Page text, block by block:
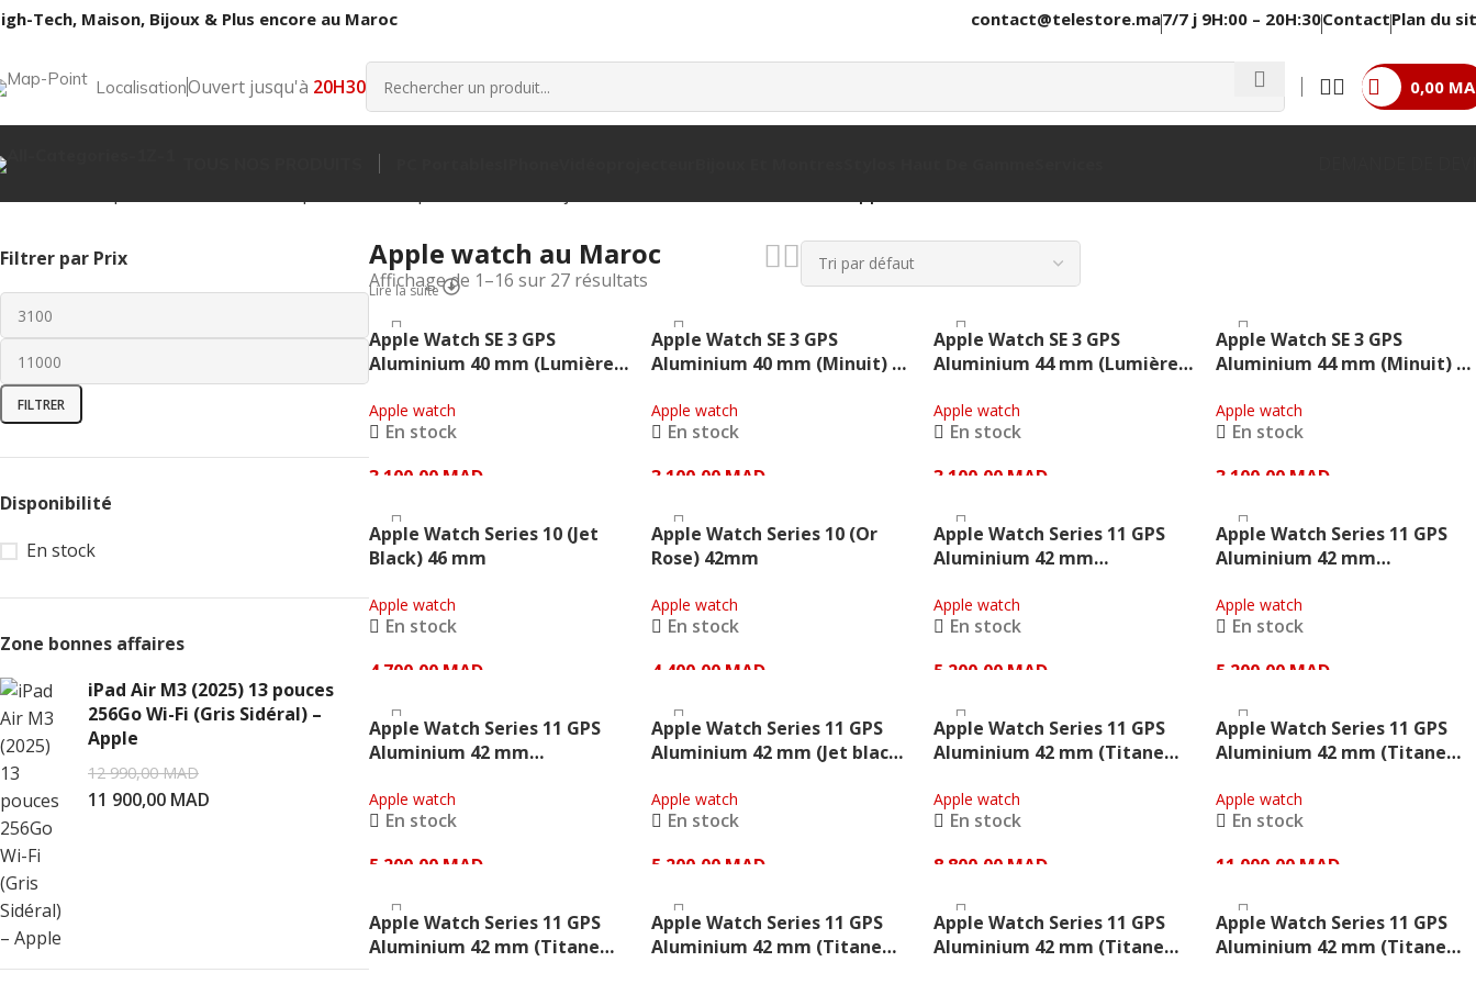
Tech, Maison, Bijoux & Plus encore au Maroc contact@telestore.ma7/7 j 9H:00 – 20H:30ContactPlan du
LocalisationOuvert jusqu'à 20H30 0,00
Filtrer par Prix
FILTRER
Disponibilité
En stock
Zone bonnes affaires
iPad Air M3 (2025) 13 pouces
256Go Wi-Fi (Gris Sidéral) –
Apple
12 990,00MAD
11 900,00 MAD
Apple watch au Maroc
Affichage de 1–16 sur 27 résultats
Lire la suite
Apple Watch SE 3 GPS
Aluminium 40 mm (Lumière
Apple watch
En stock
3 100,00 MAD
Apple Watch SE 3 GPS
Aluminium 40 mm (Minuit) –
Apple watch
En stock
3 100,00 MAD
Apple Watch SE 3 GPS
Aluminium 44 mm (Lumière
Apple watch
En stock
3 100,00 MAD
Apple Watch SE 3 GPS
Aluminium 44 mm (Minuit) –
Apple watch
En stock
3 100,00 MAD
Apple Watch Series 10 (Jet
Black) 46 mm
Apple watch
En stock
4 700,00 MAD
Apple Watch Series 10 (Or
Rose) 42mm
Apple watch
En stock
4 400,00 MAD
Apple Watch Series 11 GPS
Aluminium 42 mm
Sport violet brumeux) –
Apple
Apple watch
En stock
5 200,00 MAD
Apple Watch Series 11 GPS
Aluminium 42 mm
bracelet Sport noir) – Apple
Apple watch
En stock
5 200,00 MAD
Apple Watch Series 11 GPS
Aluminium 42 mm
Sport rose pâle) – Apple
Apple watch
En stock
5 200,00 MAD
Apple Watch Series 11 GPS
Aluminium 42 mm (Jet black
Apple watch
En stock
5 200,00 MAD
Apple Watch Series 11 GPS
Aluminium 42 mm (Titane
Apple
Apple watch
En stock
8 800,00 MAD
Apple Watch Series 11 GPS
Aluminium 42 mm (Titane
– Apple
Apple watch
En stock
11 000,00 MAD
Apple Watch Series 11 GPS
Aluminium 42 mm (Titane
Apple Watch Series 11 GPS
Aluminium 42 mm (Titane
Apple Watch Series 11 GPS
Aluminium 42 mm (Titane
Apple Watch Series 11 GPS
Aluminium 42 mm (Titane